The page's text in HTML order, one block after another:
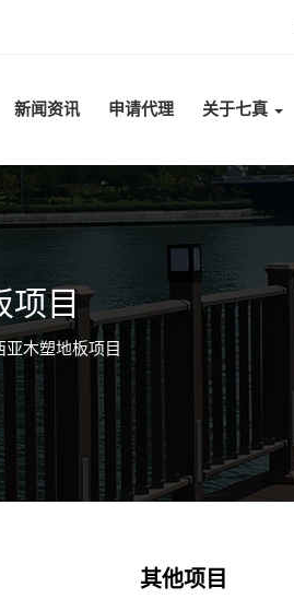
新闻资讯 申请代理 关于七真
项目
亚木塑地板项目
其他项目